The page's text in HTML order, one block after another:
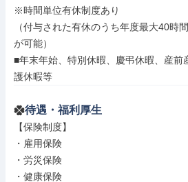
※時間単位有休制度あり
（付与された有休のうち年度最大40時
が可能）
■年末年始、特別休暇、慶弔休暇、産前
護休暇等
待遇・福利厚生
【保険制度】
・雇用保険
・労災保険
・健康保険